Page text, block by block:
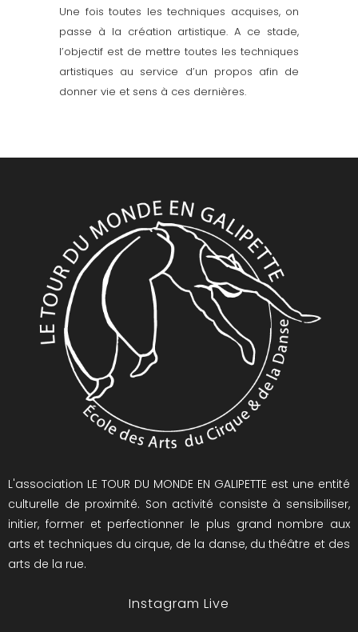
Une fois toutes les techniques acquises, on
passe à la création artistique. A ce stade,
l’objectif est de mettre toutes les techniques
artistiques au service d’un propos afin de
donner vie et sens à ces dernières.
L'association LE TOUR DU MONDE EN GALIPETTE est une entité
culturelle de proximité. Son activité consiste à sensibiliser,
initier, former et perfectionner le plus grand nombre aux
arts et techniques du cirque, de la danse, du théâtre et des
arts de la rue.
Instagram Live